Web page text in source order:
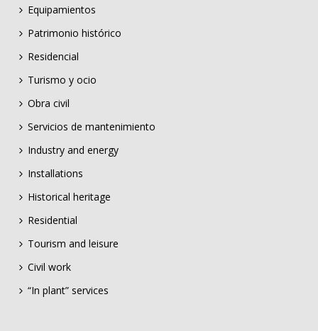
Equipamientos
Patrimonio histórico
Residencial
Turismo y ocio
Obra civil
Servicios de mantenimiento
Industry and energy
Installations
Historical heritage
Residential
Tourism and leisure
Civil work
“In plant” services